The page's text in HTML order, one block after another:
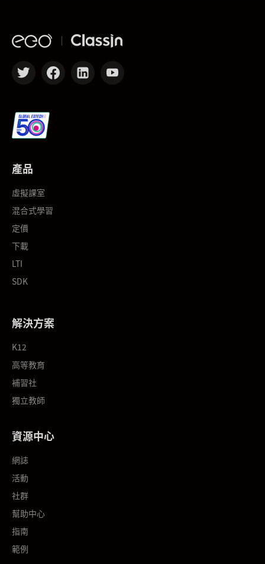
產品
虛擬課室
混合式學習
定價
下載
LTI
SDK
解決方案
K12
高等教育
補習社
獨立教師
資源中心
網誌
活動
社群
幫助中心
指南
範例